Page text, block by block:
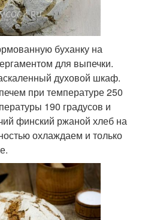
буханку на
для выпечки.
духовой шкаф.
при температуре 250
190 градусов и
финский ржаной хлеб на
охлаждаем и только